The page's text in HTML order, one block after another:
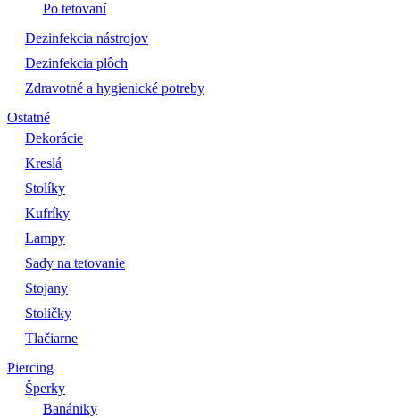
Po tetovaní
Dezinfekcia nástrojov
Dezinfekcia plôch
Zdravotné a hygienické potreby
Ostatné
Dekorácie
Kreslá
Stolíky
Kufríky
Lampy
Sady na tetovanie
Stojany
Stoličky
Tlačiarne
Piercing
Šperky
Banániky